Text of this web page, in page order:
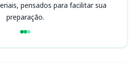
pensados para facilitar sua
preparação.